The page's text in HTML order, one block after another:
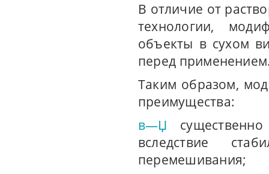
В отличие от
технологии,
объекты в сухом
перед
Таким образом,
преимущества:
в—Џ
вследствие
перемешивания;